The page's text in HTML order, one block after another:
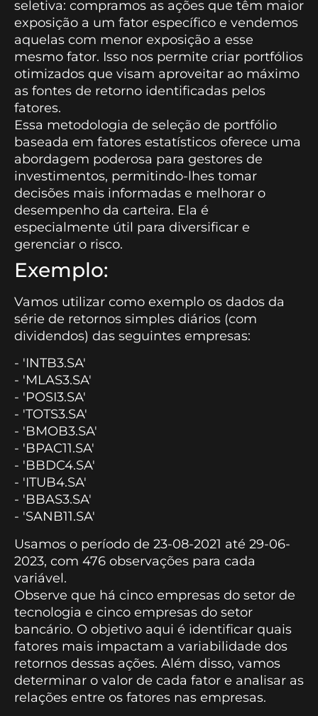
seletiva: compramos as ações que têm maior
exposição a um fator específico e vendemos
aquelas com menor exposição a esse
mesmo fator. Isso nos permite criar portfólios
otimizados que visam aproveitar ao máximo
as fontes de retorno identificadas pelos
fatores.
Essa metodologia de seleção de portfólio
baseada em fatores estatísticos oferece uma
abordagem poderosa para gestores de
investimentos, permitindo-lhes tomar
decisões mais informadas e melhorar o
desempenho da carteira. Ela é
especialmente útil para diversificar e
gerenciar o risco.
Exemplo:
Vamos utilizar como exemplo os dados da
série de retornos simples diários (com
dividendos) das seguintes empresas:
- 'INTB3.SA'
- 'MLAS3.SA'
- 'POSI3.SA'
- 'TOTS3.SA'
- 'BMOB3.SA'
- 'BPAC11.SA'
- 'BBDC4.SA'
- 'ITUB4.SA'
- 'BBAS3.SA'
- 'SANB11.SA'
Usamos o período de 23-08-2021 até 29-06-
2023, com 476 observações para cada
variável.
Observe que há cinco empresas do setor de
tecnologia e cinco empresas do setor
bancário. O objetivo aqui é identificar quais
fatores mais impactam a variabilidade dos
retornos dessas ações. Além disso, vamos
determinar o valor de cada fator e analisar as
relações entre os fatores nas empresas.